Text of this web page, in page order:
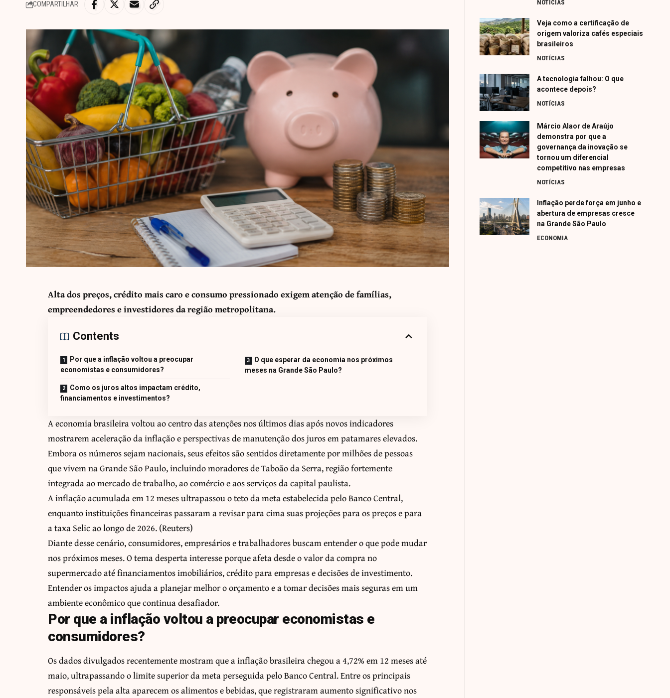
COMPARTILHAR
Alta dos preços, crédito mais caro e consumo pressionado exigem atenção de famílias,
empreendedores e investidores da região metropolitana.
Contents
Por que a inflação voltou a preocupar
economistas e consumidores?
Como os juros altos impactam crédito,
financiamentos e investimentos?
O que esperar da economia nos próximos
meses na Grande São Paulo?
A economia brasileira voltou ao centro das atenções nos últimos dias após novos indicadores
mostrarem aceleração da inflação e perspectivas de manutenção dos juros em patamares elevados.
Embora os números sejam nacionais, seus efeitos são sentidos diretamente por milhões de pessoas
que vivem na Grande São Paulo, incluindo moradores de Taboão da Serra, região fortemente
integrada ao mercado de trabalho, ao comércio e aos serviços da capital paulista.
A inflação acumulada em 12 meses ultrapassou o teto da meta estabelecida pelo Banco Central,
enquanto instituições financeiras passaram a revisar para cima suas projeções para os preços e para
a taxa Selic ao longo de 2026. (Reuters)
Diante desse cenário, consumidores, empresários e trabalhadores buscam entender o que pode mudar
nos próximos meses. O tema desperta interesse porque afeta desde o valor da compra no
supermercado até financiamentos imobiliários, crédito para empresas e decisões de investimento.
Entender os impactos ajuda a planejar melhor o orçamento e a tomar decisões mais seguras em um
ambiente econômico que continua desafiador.
Por que a inflação voltou a preocupar economistas e
consumidores?
Os dados divulgados recentemente mostram que a inflação brasileira chegou a 4,72% em 12 meses até
maio, ultrapassando o limite superior da meta perseguida pelo Banco Central. Entre os principais
responsáveis pela alta aparecem os alimentos e bebidas, que registraram aumento significativo nos
NOTÍCIAS
Veja como a certificação de
origem valoriza cafés especiais
brasileiros
NOTÍCIAS
A tecnologia falhou: O que
acontece depois?
NOTÍCIAS
Márcio Alaor de Araújo
demonstra por que a
governança da inovação se
tornou um diferencial
competitivo nas empresas
NOTÍCIAS
Inflação perde força em junho e
abertura de empresas cresce
na Grande São Paulo
ECONOMIA